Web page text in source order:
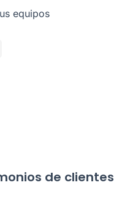
equipos
de clientes